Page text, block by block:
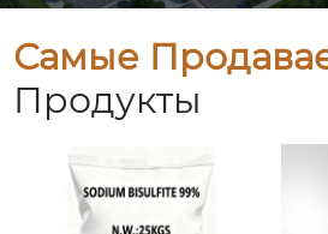
Самые
Продукты